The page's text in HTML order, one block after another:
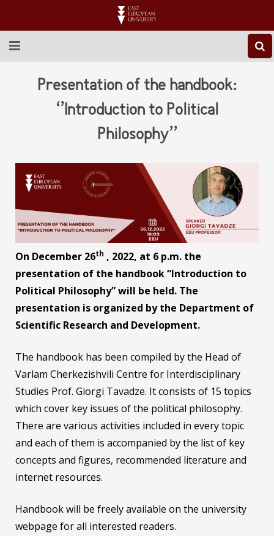
ABOUT EEU
INTERNATIONAL
STUDENT LIFE
CONTACT US
Presentation of the handbook:
‘’Introduction to Political
Philosophy’’
On December 26th , 2022, at 6 p.m. the
presentation of the handbook “Introduction to
Political Philosophy” will be held. The
presentation is organized by the Department of
Scientific Research and Development.
The handbook has been compiled by the Head of
Varlam Cherkezishvili Centre for Interdisciplinary
Studies Prof. Giorgi Tavadze. It consists of 15 topics
which cover key issues of the political philosophy.
There are various activities included in every topic
and each of them is accompanied by the list of key
concepts and figures, recommended literature and
internet resources.
Handbook will be freely available on the university
webpage for all interested readers.